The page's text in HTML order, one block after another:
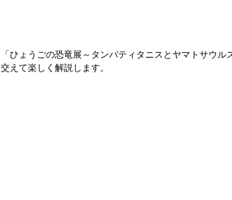
「ひょうごの恐竜展～タンバティタニスとヤマトサウル
交えて楽しく解説します。